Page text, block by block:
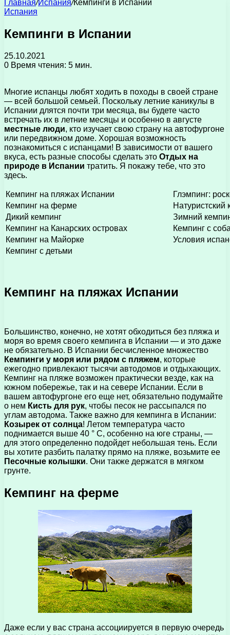
Главная/Испания/Кемпинги в Испании
Испания
Кемпинги в Испании
25.10.2021
0 Время чтения: 5 мин.
Многие испанцы любят ходить в походы в своей стране
— всей большой семьей. Поскольку летние каникулы в
Испании длятся почти три месяца, вы будете часто
встречать их в летние месяцы и особенно в августе
местные люди, кто изучает свою страну на автофургоне
или передвижном доме. Хорошая возможность
познакомиться с испанцами! В зависимости от вашего
вкуса, есть разные способы сделать это Отдых на
природе в Испании тратить. Я покажу тебе, что это
здесь.
Кемпинг на пляжах Испании
Глэмпинг:
Кемпинг на ферме
Натуристский
Дикий кемпинг
Зимний
Кемпинг на Канарских островах
Кемпинг с
Кемпинг на Майорке
Условия
Кемпинг с детьми
Кемпинг на пляжах Испании
Большинство, конечно, не хотят обходиться без пляжа и
моря во время своего кемпинга в Испании — и это даже
не обязательно. В Испании бесчисленное множество
Кемпинги у моря или рядом с пляжем, которые
ежегодно привлекают тысячи автодомов и отдыхающих.
Кемпинг на пляже возможен практически везде, как на
южном побережье, так и на севере Испании. Если в
вашем автофургоне его еще нет, обязательно подумайте
о нем Кисть для рук, чтобы песок не рассыпался по
углам автодома. Также важно для кемпинга в Испании:
Козырек от солнца! Летом температура часто
поднимается выше 40 ° C, особенно на юге страны, —
для этого определенно подойдет небольшая тень. Если
вы хотите разбить палатку прямо на пляже, возьмите ее
Песочные колышки. Они также держатся в мягком
грунте.
Кемпинг на ферме
Даже если у вас страна ассоциируется в первую очередь